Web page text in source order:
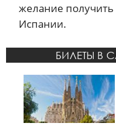
желание получить
Испании.
БИЛЕТЫ В